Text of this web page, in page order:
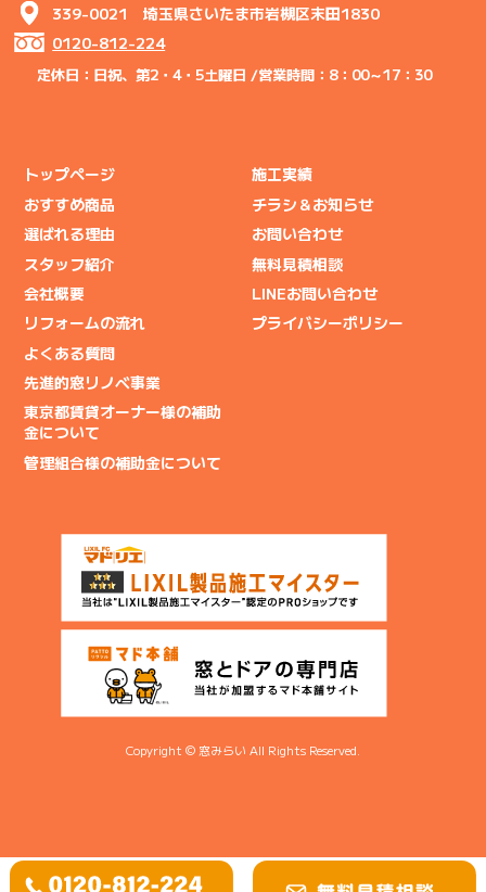
339-0021 埼玉県さいたま市岩槻区末田1830
0120-812-224
定休日：日祝、第2・4・5土曜日 /営業時間：8：00～17：30
トップページ
おすすめ商品
選ばれる理由
スタッフ紹介
会社概要
リフォームの流れ
よくある質問
先進的窓リノベ事業
東京都賃貸オーナー様の補助
金について
管理組合様の補助金について
施工実績
チラシ＆お知らせ
お問い合わせ
無料見積相談
LINEお問い合わせ
プライバシーポリシー
Copyright © 窓みらい All Rights Reserved.